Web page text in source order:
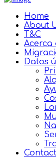
Home
About
T&C
Acerca
Datos